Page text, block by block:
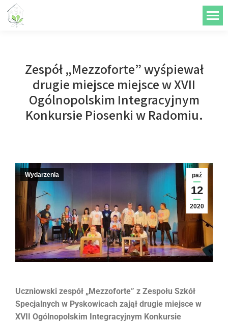
treści
Zespół „Mezzoforte” wyśpiewał
drugie miejsce miejsce w XVII
Ogólnopolskim Integracyjnym
Konkursie Piosenki w Radomiu.
paź
12
2020
Wydarzenia
Uczniowski zespół „Mezzoforte” z Zespołu Szkół
Specjalnych w Pyskowicach zajął drugie miejsce w
XVII Ogólnopolskim Integracyjnym Konkursie